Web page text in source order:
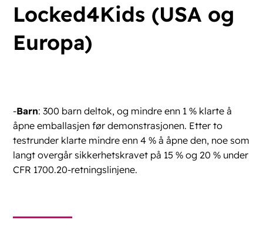
Locked4Kids (USA og
Europa)
-Barn: 300 barn deltok, og mindre enn 1 % klarte å
åpne emballasjen før demonstrasjonen. Etter to
testrunder klarte mindre enn 4 % å åpne den, noe som
langt overgår sikkerhetskravet på 15 % og 20 % under
CFR 1700.20-retningslinjene.